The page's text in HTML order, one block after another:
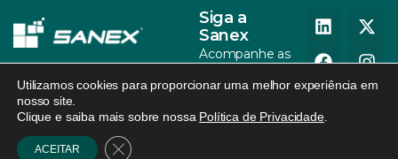
Siga a
Sanex
Acompanhe as
sociais
© SANEX. Todos os direitos
reservados.
Política de Privacidade
Utilizamos cookies para proporcionar uma melhor experiência em
nosso site.
Clique e saiba mais sobre nossa Política de Privacidade.
ACEITAR Close GDPR Cookie Banner